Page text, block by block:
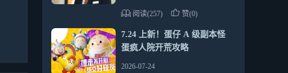
阅读(257) 赞(0)
7.24 上新！蛋仔 A 级副本怪
蛋疯人院开荒攻略
2026-07-24